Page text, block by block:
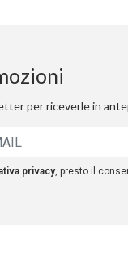
per riceverle in
privacy, presto il